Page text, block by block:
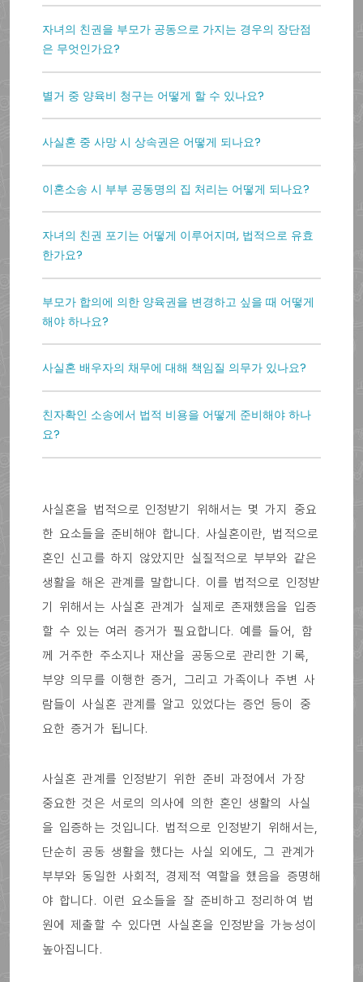
자녀의 친권을 부모가 공동으로 가지는 경우의 장단점
은 무엇인가요?
별거 중 양육비 청구는 어떻게 할 수 있나요?
사실혼 중 사망 시 상속권은 어떻게 되나요?
이혼소송 시 부부 공동명의 집 처리는 어떻게 되나요?
자녀의 친권 포기는 어떻게 이루어지며, 법적으로 유효
한가요?
부모가 합의에 의한 양육권을 변경하고 싶을 때 어떻게
해야 하나요?
사실혼 배우자의 채무에 대해 책임질 의무가 있나요?
친자확인 소송에서 법적 비용을 어떻게 준비해야 하나
요?
사실혼을 법적으로 인정받기 위해서는 몇 가지 중요
한 요소들을 준비해야 합니다. 사실혼이란, 법적으로
혼인 신고를 하지 않았지만 실질적으로 부부와 같은
생활을 해온 관계를 말합니다. 이를 법적으로 인정받
기 위해서는 사실혼 관계가 실제로 존재했음을 입증
할 수 있는 여러 증거가 필요합니다. 예를 들어, 함
께 거주한 주소지나 재산을 공동으로 관리한 기록,
부양 의무를 이행한 증거, 그리고 가족이나 주변 사
람들이 사실혼 관계를 알고 있었다는 증언 등이 중
요한 증거가 됩니다.
사실혼 관계를 인정받기 위한 준비 과정에서 가장
중요한 것은 서로의 의사에 의한 혼인 생활의 사실
을 입증하는 것입니다. 법적으로 인정받기 위해서는,
단순히 공동 생활을 했다는 사실 외에도, 그 관계가
부부와 동일한 사회적, 경제적 역할을 했음을 증명해
야 합니다. 이런 요소들을 잘 준비하고 정리하여 법
원에 제출할 수 있다면 사실혼을 인정받을 가능성이
높아집니다.